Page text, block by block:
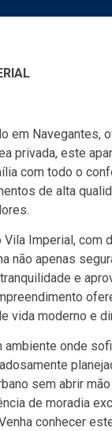
em
privada, este
com todo o
de alta
Imperial, com
não apenas
e
vida moderno e
onde
sem abrir
de moradia
conhecer